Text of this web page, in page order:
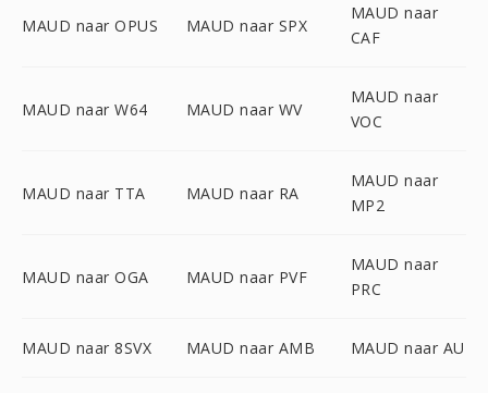
MAUD naar OPUS MAUD naar SPX
MAUD naar
CAF
MAUD naar W64 MAUD naar WV
MAUD naar
VOC
MAUD naar TTA MAUD naar RA
MAUD naar
MP2
MAUD naar OGA MAUD naar PVF
MAUD naar
PRC
MAUD naar 8SVX MAUD naar AMB MAUD naar AU